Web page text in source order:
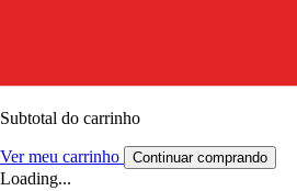
Subtotal do carrinho
Ver meu carrinho Continuar comprando
Loading...